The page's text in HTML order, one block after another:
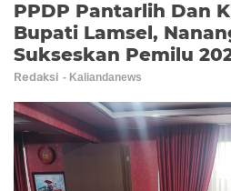
PPDP Pantarlih Dan
Bupati Lamsel,
Sukseskan Pemilu
Redaksi